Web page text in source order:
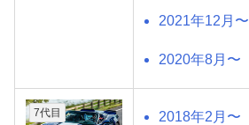
2021年12月〜
2020年8月〜
7代目 2018年2月〜